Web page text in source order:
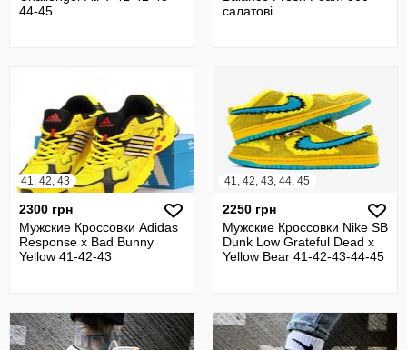
44-45
салатові
41, 42, 43
2300 грн
Мужские Кроссовки Adidas
Response x Bad Bunny
Yellow 41-42-43
41, 42, 43, 44, 45
2250 грн
Мужские Кроссовки Nike SB
Dunk Low Grateful Dead x
Yellow Bear 41-42-43-44-45